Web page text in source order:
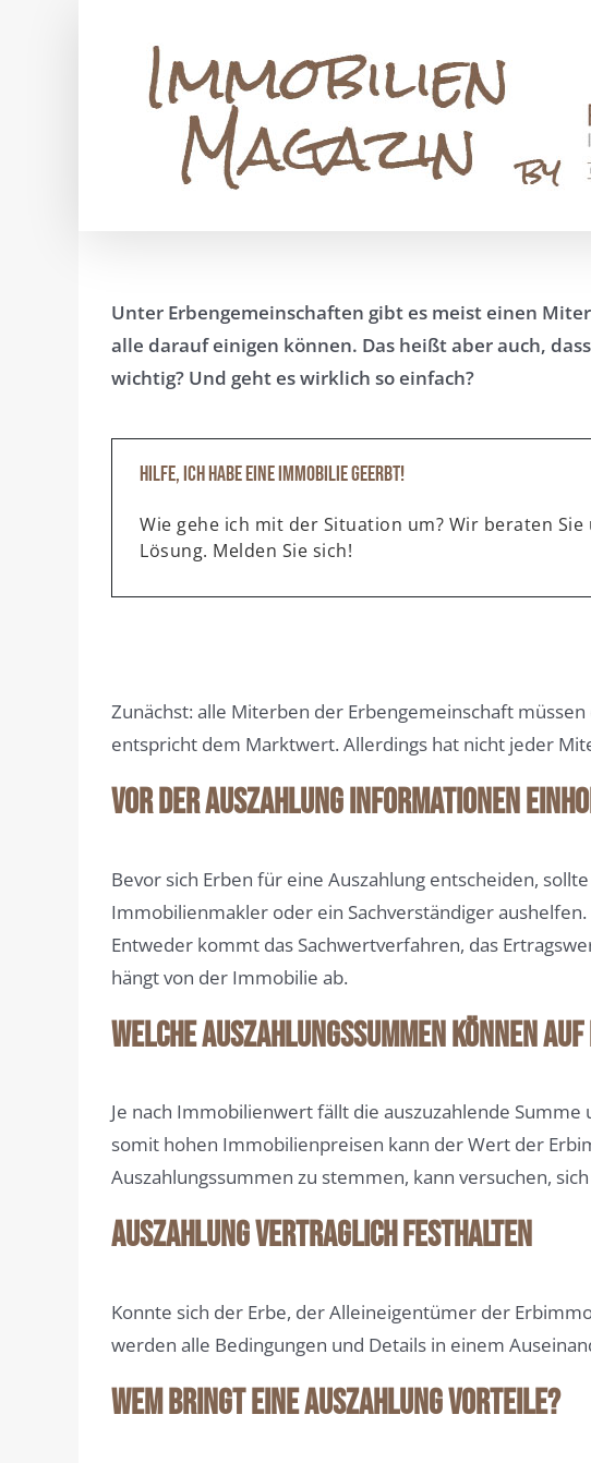
Unter Erbengemeinschaften gibt es meist einen
alle darauf einigen können. Das heißt aber auch,
wichtig? Und geht es wirklich so einfach?
Hilfe, ich habe eine Immobilie geerbt!
Wie gehe ich mit der Situation um? Wir beraten
Lösung. Melden Sie sich!
Zunächst: alle Miterben der Erbengemeinschaft
entspricht dem Marktwert. Allerdings hat nicht jeder
Vor der Auszahlung Informationen
Bevor sich Erben für eine Auszahlung entscheiden,
Immobilienmakler oder ein Sachverständiger
Entweder kommt das Sachwertverfahren, das
hängt von der Immobilie ab.
Welche Auszahlungssummen können auf
Je nach Immobilienwert fällt die auszuzahlende
somit hohen Immobilienpreisen kann der Wert der
Auszahlungssummen zu stemmen, kann versuchen,
Auszahlung vertraglich festhalten
Konnte sich der Erbe, der Alleineigentümer der
werden alle Bedingungen und Details in einem
Wem bringt eine Auszahlung Vorteile?